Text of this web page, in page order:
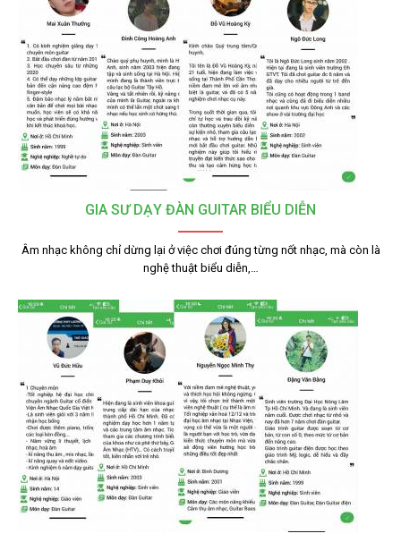
GIA SƯ DẠY ĐÀN GUITAR BIỂU DIỄN
Âm nhạc không chỉ dừng lại ở việc chơi đúng từng nốt nhạc, mà còn là
nghệ thuật biểu diễn,…